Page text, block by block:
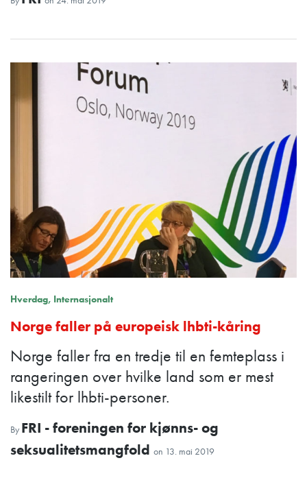
Hverdag Internasjonalt
Norge faller på europeisk lhbti-kåring
Norge faller fra en tredje til en femteplass i
rangeringen over hvilke land som er mest
likestilt for lhbti-personer.
By FRI - foreningen for kjønns- og
seksualitetsmangfold on 13. mai 2019